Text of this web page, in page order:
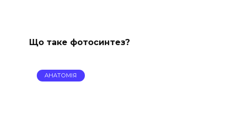
Що таке фотосинтез?
АНАТОМІЯ